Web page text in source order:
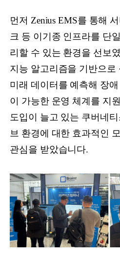
먼저 Zenius EMS를 통해
크 등 이기종 인프라를 단
리할 수 있는 환경을 선보
지능 알고리즘을 기반으로
미래 데이터를 예측해 장
이 가능한 운영 체계를 지
도입이 늘고 있는 쿠버네
브 환경에 대한 효과적인
관심을 받았습니다.